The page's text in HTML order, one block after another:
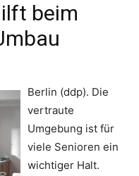
beim
Berlin (ddp). Die
vertraute
Umgebung ist für
viele Senioren ein
wichtiger Halt.